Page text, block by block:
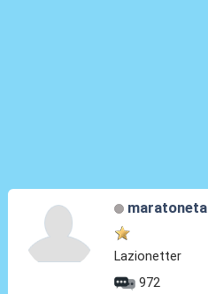
maratoneta
Lazionetter
972